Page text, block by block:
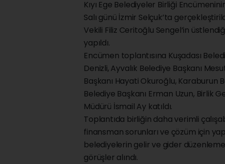
Kıyı Ege Belediyeler Birliği
Salı günü İzmir Selçuk’ta
Vekili Filiz Ceritoğlu Sengel’in
yapıldı.
Encümen toplantısına Kuşadası
Denizli, Ayvalık Belediye Başkanı
Başkanı Hayati Okuroğlu, Karaburun
Belediye Başkanı Erman Uzun, Birlik
Müdürü İsmail Ay katıldı.
Toplantıda birliğin daha verimli
finansman sorunları ve çözüm için
belediyelerin gelir ve gider
görüşler alındı.